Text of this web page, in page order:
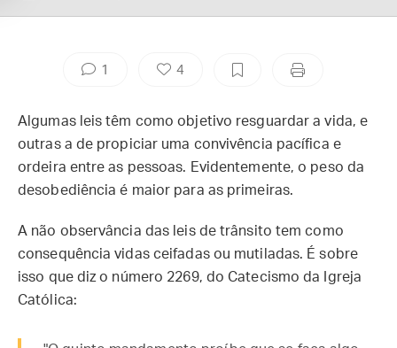
1 4
Algumas leis têm como objetivo resguardar a vida, e
outras a de propiciar uma convivência pacífica e
ordeira entre as pessoas. Evidentemente, o peso da
desobediência é maior para as primeiras.
A não observância das leis de trânsito tem como
consequência vidas ceifadas ou mutiladas. É sobre
isso que diz o número 2269, do Catecismo da Igreja
Católica: